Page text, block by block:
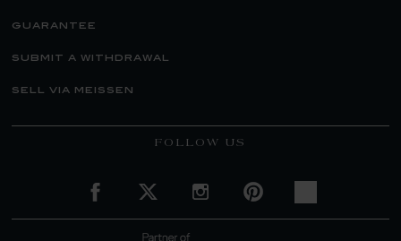
guarantee
submit a withdrawal
sell via meissen
FOLLOW US